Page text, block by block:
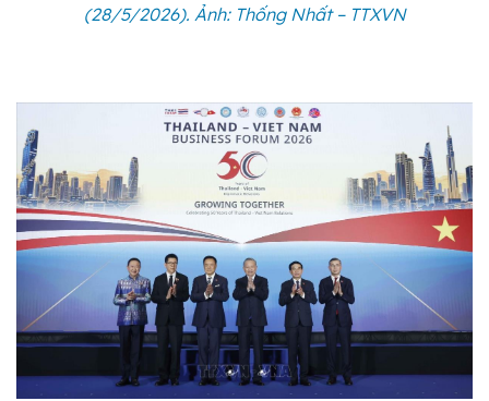
(28/5/2026). Ảnh: Thống Nhất – TTXVN